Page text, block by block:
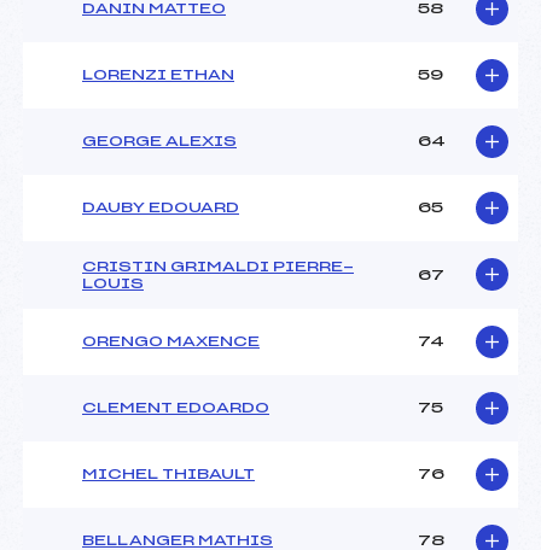
DANIN MATTEO 58
LORENZI ETHAN 59
GEORGE ALEXIS 64
DAUBY EDOUARD 65
CRISTIN GRIMALDI PIERRE-
LOUIS
67
ORENGO MAXENCE 74
CLEMENT EDOARDO 75
MICHEL THIBAULT 76
BELLANGER MATHIS 78